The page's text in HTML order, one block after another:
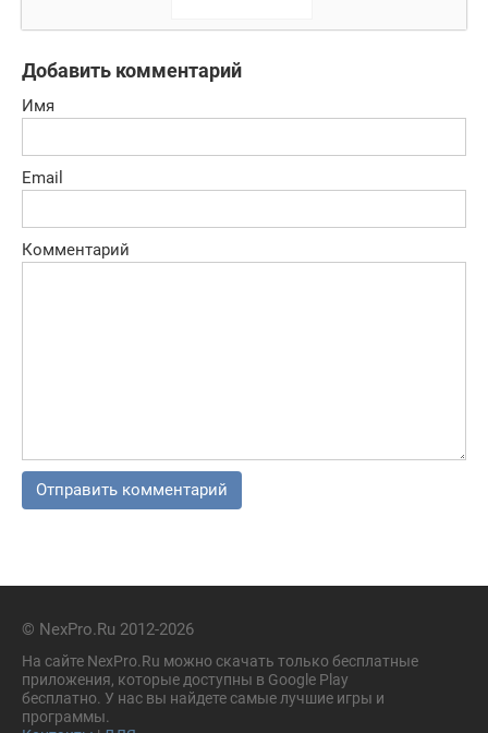
Добавить комментарий
Имя
Email
Комментарий
© NexPro.Ru 2012-2026
На сайте NexPro.Ru можно скачать только бесплатные
приложения, которые доступны в Google Play
бесплатно. У нас вы найдете самые лучшие игры и
программы.